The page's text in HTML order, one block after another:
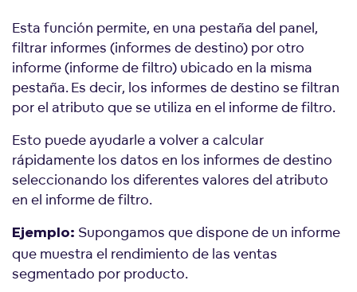
Esta función permite, en una pestaña del panel,
filtrar informes (informes de destino) por otro
informe (informe de filtro) ubicado en la misma
pestaña. Es decir, los informes de destino se filtran
por el atributo que se utiliza en el informe de filtro.
Esto puede ayudarle a volver a calcular
rápidamente los datos en los informes de destino
seleccionando los diferentes valores del atributo
en el informe de filtro.
Ejemplo: Supongamos que dispone de un informe
que muestra el rendimiento de las ventas
segmentado por producto.